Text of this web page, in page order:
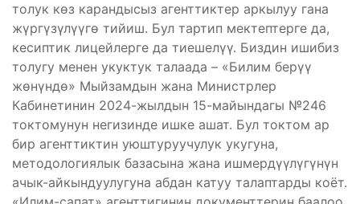
толук көз карандысыз агенттиктер аркылуу гана
жүргүзүлүүгө тийиш. Бул тартип мектептерге да,
кесиптик лицейлерге да тиешелүү. Биздин ишибиз
толугу менен укуктук талаада – «Билим берүү
жөнүндө» Мыйзамдын жана Министрлер
Кабинетинин 2024-жылдын 15-майындагы №246
токтомунун негизинде ишке ашат. Бул токтом ар
бир агенттиктин уюштуруучулук укугуна,
методологиялык базасына жана ишмердүүлүгүнүн
ачык-айкындуулугуна абдан катуу талаптарды коёт.